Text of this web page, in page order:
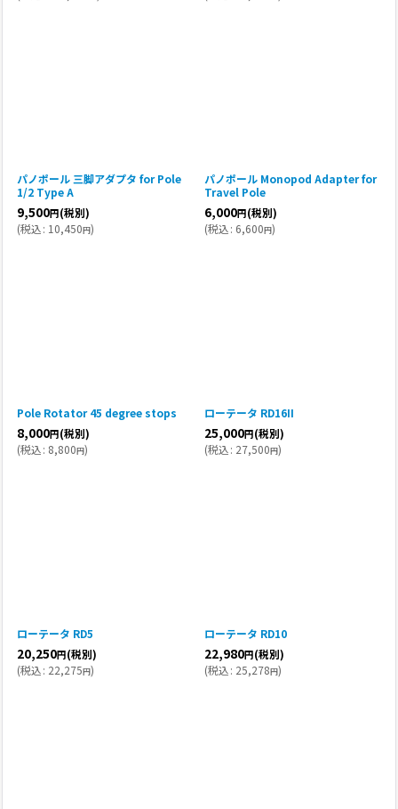
パノポール 三脚アダプタ for Pole
1/2 Type A
9,500円(税別)
(税込: 10,450円)
パノポール Monopod Adapter for
Travel Pole
6,000円(税別)
(税込: 6,600円)
Pole Rotator 45 degree stops
8,000円(税別)
(税込: 8,800円)
ローテータ RD16II
25,000円(税別)
(税込: 27,500円)
ローテータ RD5
20,250円(税別)
(税込: 22,275円)
ローテータ RD10
22,980円(税別)
(税込: 25,278円)